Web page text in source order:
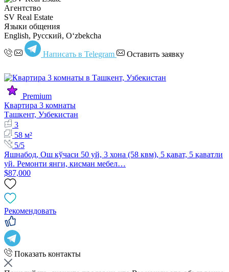
Агентство
SV Real Estate
Языки общения
English, Русский, Oʻzbekcha
Написать в Telegram Оставить заявку
Premium
Квартира 3 комнаты
Ташкент, Узбекистан
3
58 м²
5/5
Яшнабод, Ош кўчаси 50 уй, 3 хона (58 квм), 5 қават, 5 қаватли
уй. Ремонти янги, кисман мебел…
$87,000
Рекомендовать
Показать контакты